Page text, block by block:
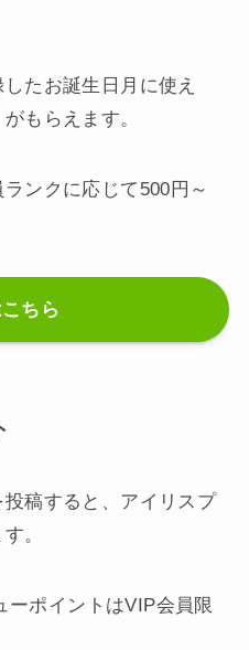
たお誕生日月に使え
もらえます。
ンクに応じて500円～
ちら
稿すると、アイリスプ
。
ーポイントはVIP会員限